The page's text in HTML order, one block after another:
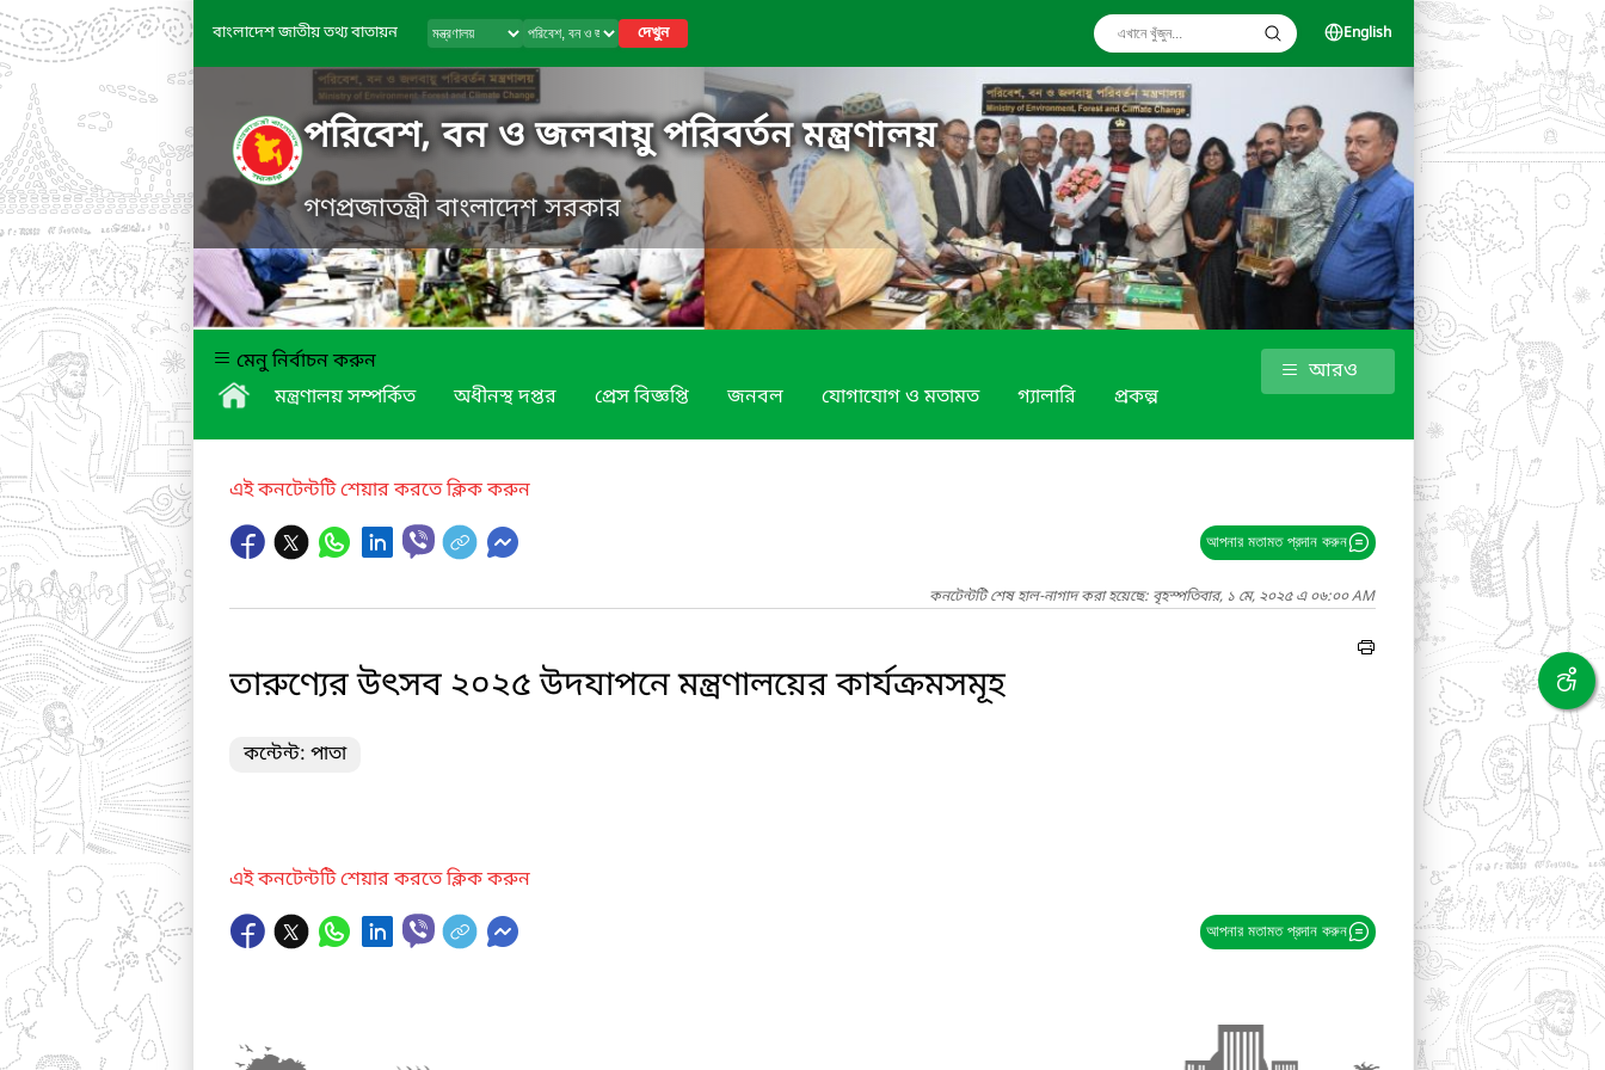
বাংলাদেশ জাতীয় তথ্য বাতায়ন দেখুন English
পরিবেশ, বন ও জলবায়ু পরিবর্তন মন্ত্রণালয়
গণপ্রজাতন্ত্রী বাংলাদেশ সরকার
মেনু নির্বাচন করুন
মন্ত্রণালয় সম্পর্কিত
অধীনস্থ দপ্তর প্রেস বিজ্ঞপ্তি জনবল যোগাযোগ ও মতামত গ্যালারি প্রকল্প
আরও
এই কনটেন্টটি শেয়ার করতে ক্লিক করুন
আপনার মতামত প্রদান করুন
কনটেন্টটি শেষ হাল-নাগাদ করা হয়েছে: বৃহস্পতিবার, ১ মে, ২০২৫ এ ০৬:০০ AM
তারুণ্যের উৎসব ২০২৫ উদযাপনে মন্ত্রণালয়ের কার্যক্রমসমূহ
কন্টেন্ট: পাতা
এই কনটেন্টটি শেয়ার করতে ক্লিক করুন
আপনার মতামত প্রদান করুন